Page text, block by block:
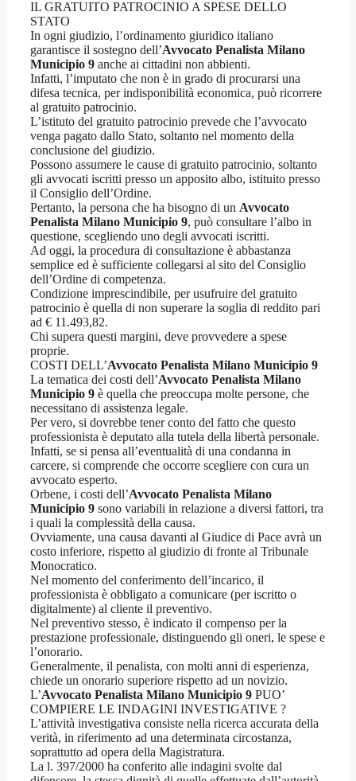
IL GRATUITO PATROCINIO A SPESE DELLO
STATO
In ogni giudizio, l’ordinamento giuridico italiano
garantisce il sostegno dell’Avvocato Penalista Milano
Municipio 9 anche ai cittadini non abbienti.
Infatti, l’imputato che non è in grado di procurarsi una
difesa tecnica, per indisponibilità economica, può ricorrere
al gratuito patrocinio.
L’istituto del gratuito patrocinio prevede che l’avvocato
venga pagato dallo Stato, soltanto nel momento della
conclusione del giudizio.
Possono assumere le cause di gratuito patrocinio, soltanto
gli avvocati iscritti presso un apposito albo, istituito presso
il Consiglio dell’Ordine.
Pertanto, la persona che ha bisogno di un Avvocato
Penalista Milano Municipio 9, può consultare l’albo in
questione, scegliendo uno degli avvocati iscritti.
Ad oggi, la procedura di consultazione è abbastanza
semplice ed è sufficiente collegarsi al sito del Consiglio
dell’Ordine di competenza.
Condizione imprescindibile, per usufruire del gratuito
patrocinio è quella di non superare la soglia di reddito pari
ad € 11.493,82.
Chi supera questi margini, deve provvedere a spese
proprie.
COSTI DELL’Avvocato Penalista Milano Municipio 9
La tematica dei costi dell’Avvocato Penalista Milano
Municipio 9 è quella che preoccupa molte persone, che
necessitano di assistenza legale.
Per vero, si dovrebbe tener conto del fatto che questo
professionista è deputato alla tutela della libertà personale.
Infatti, se si pensa all’eventualità di una condanna in
carcere, si comprende che occorre scegliere con cura un
avvocato esperto.
Orbene, i costi dell’Avvocato Penalista Milano
Municipio 9 sono variabili in relazione a diversi fattori, tra
i quali la complessità della causa.
Ovviamente, una causa davanti al Giudice di Pace avrà un
costo inferiore, rispetto al giudizio di fronte al Tribunale
Monocratico.
Nel momento del conferimento dell’incarico, il
professionista è obbligato a comunicare (per iscritto o
digitalmente) al cliente il preventivo.
Nel preventivo stesso, è indicato il compenso per la
prestazione professionale, distinguendo gli oneri, le spese e
l’onorario.
Generalmente, il penalista, con molti anni di esperienza,
chiede un onorario superiore rispetto ad un novizio.
L’Avvocato Penalista Milano Municipio 9 PUO’
COMPIERE LE INDAGINI INVESTIGATIVE ?
L’attività investigativa consiste nella ricerca accurata della
verità, in riferimento ad una determinata circostanza,
soprattutto ad opera della Magistratura.
La l. 397/2000 ha conferito alle indagini svolte dal